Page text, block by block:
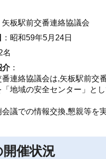
矢板駅前交番連絡協議会
：昭和59年5月24日
名
介：
番連絡協議会は,矢板駅前交
地域の安全センター」と
議での情報交換,懇親等を
催状況